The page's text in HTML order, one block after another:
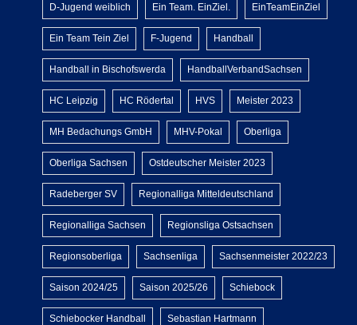
D-Jugend weiblich Ein Team. EinZiel. EinTeamEinZiel
Ein Team Tein Ziel F-Jugend Handball
Handball in Bischofswerda HandballVerbandSachsen
HC Leipzig HC Rödertal HVS Meister 2023
MH Bedachungs GmbH MHV-Pokal Oberliga
Oberliga Sachsen Ostdeutscher Meister 2023
Radeberger SV Regionalliga Mitteldeutschland
Regionalliga Sachsen Regionsliga Ostsachsen
Regionsoberliga Sachsenliga Sachsenmeister 2022/23
Saison 2024/25 Saison 2025/26 Schiebock
Schiebocker Handball Sebastian Hartmann